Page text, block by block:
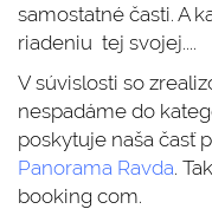
samostatné časti. A
riadeniu tej svojej....
V súvislosti so
nespadáme do
poskytuje naša časť
Panorama Ravda.
booking com.